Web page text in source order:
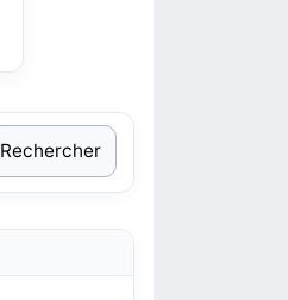
Rechercher